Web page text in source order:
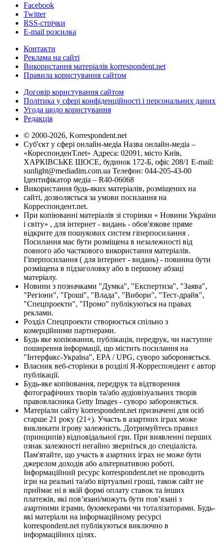
Facebook
Twitter
RSS-стрічки
E-mail розсилка
Контакти
Реклама на сайті
Використання матеріалів korrespondent.net
Правила користування сайтом
Договір користування сайтом
Політика у сфері конфіденційності і персональних даних
Угода щодо користування
Редакція
© 2000-2026, Korrespondent.net
Суб'єкт у сфері онлайн-медіа Назва онлайн-медіа –
«КореспонденТ.net» Адреса: 02091, місто Київ,
ХАРКІВСЬКЕ ШОСЕ, будинок 172-Б, офіс 208/1 E-mail:
sunlight@mediadim.com.ua Телефон: 044-205-43-00
Ідентифікатор медіа – R40-06068
Використання будь-яких матеріалів, розміщених на
сайті, дозволяється за умови посилання на
Корреспондент.net.
При копіюванні матеріалів зі сторінки « Новини України
і світу» , для інтернет - видань - обов'язкове пряме
відкрите для пошукових систем гіперпосилання .
Посилання має бути розміщена в незалежності від
повного або часткового використання матеріалів.
Гіперпосилання ( для інтернет - видань) - повинна бути
розміщена в підзаголовку або в першому абзаці
матеріалу.
Новини з позначками "Думка", "Експертиза", "Заява",
"Регіони", "Гроші", "Влада", "Вибори", "Тест-драйв",
"Спецпроекти", "Промо" публікуються на правах
реклами.
Розділ Спецпроекти створюється спільно з
комерційними партнерами.
Будь яке копіювання, публікація, передрук, чи наступне
поширення інформації, що містить посилання на
"Інтерфакс-Україна", EPA / UPG, суворо забороняється.
Власник веб-сторінки в розділі Я-Корреспондент є автор
публікації.
Будь-яке копіювання, передрук та відтворення
фотографічних творів та/або аудіовізуальних творів
правовласника Getty Images - суворо забороняється.
Матеріали сайту korrespondent.net призначені для осіб
старше 21 року (21+). Участь в азартних іграх може
викликати ігрову залежність. Дотримуйтесь правил
(принципів) відповідальної гри. При виявленні перших
ознак залежності негайно зверніться до спеціаліста.
Пам'ятайте, що участь в азартних іграх не може бути
джерелом доходів або альтернативою роботі.
Інформаційний ресурс korrespondent.net не проводить
ігри на реальні та/або віртуальні гроші, також сайт не
приймає ні в якій формі оплату ставок та інших
платежів, які пов’язані/можуть бути пов’язані з
азартними іграми, букмекерами чи тоталізаторами. Будь-
які матеріали на інформаційному ресурсі
korrespondent.net публікуються виключно в
інформаційних цілях.